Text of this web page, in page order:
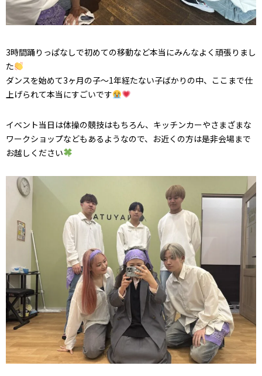
3時間踊りっぱなしで初めての移動など本当にみんなよく頑張りまし
た
ダンスを始めて3ヶ月の子～1年経たない子ばかりの中、ここまで仕
上げられて本当にすごいです
イベント当日は体操の競技はもちろん、キッチンカーやさまざまな
ワークショップなどもあるようなので、お近くの方は是非会場まで
お越しください